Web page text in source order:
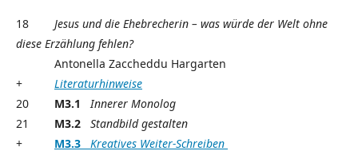
18 Jesus und die Ehebrecherin – was würde der Welt ohne
diese Erzählung fehlen?
Antonella Zaccheddu Hargarten
+ Literaturhinweise
20 M3.1
Innerer Monolog
21 M3.2
Standbild gestalten
+ M3.3 Kreatives Weiter-Schreiben